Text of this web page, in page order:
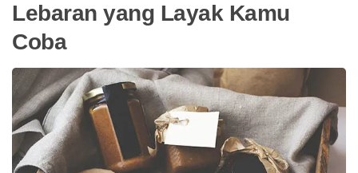
Lebaran yang Layak Kamu
Coba